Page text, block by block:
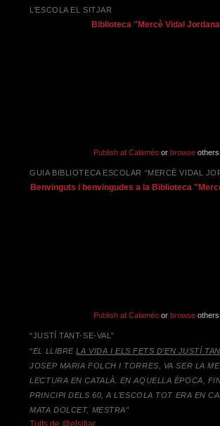
L’ESCOLA EL SITJAR
Biblioteca "Mercè Vidal
Publish at Calaméo or browse others.
GUIA BIBLIOTECA ESCOLAR “MERCÈ VIDAL
Benvinguts i benvingudes a la Biblioteca
Publish at Calaméo or browse others.
“JUSTÍ TANT-SE-VAL”
“EL LLIBRELA VIDA I ELS FETS D’EN JUSTÍ
JOSEP MARIA FOLCH I TORRES,
VA SER LA
LECTURA EN CATALÀ. EN AQUELLA ÈPOCA,
PRINCIPI DELS 60, A L’ESCOLA TOT ERA EN
MATA DOLCET, MESTRA”